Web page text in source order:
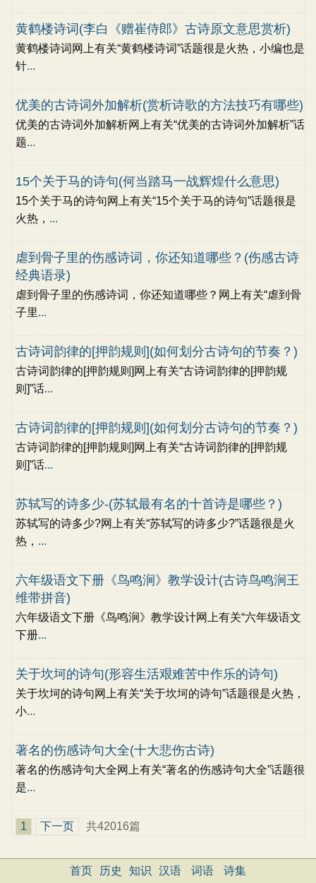
黄鹤楼诗词(李白《赠崔侍郎》古诗原文意思赏析)
黄鹤楼诗词网上有关“黄鹤楼诗词”话题很是火热，小编也是
针...
优美的古诗词外加解析(赏析诗歌的方法技巧有哪些)
优美的古诗词外加解析网上有关“优美的古诗词外加解析”话
题...
15个关于马的诗句(何当踏马一战辉煌什么意思)
15个关于马的诗句网上有关“15个关于马的诗句”话题很是
火热， ...
虐到骨子里的伤感诗词，你还知道哪些？(伤感古诗
经典语录)
虐到骨子里的伤感诗词，你还知道哪些？网上有关“虐到骨
子里...
古诗词韵律的[押韵规则](如何划分古诗句的节奏？)
古诗词韵律的[押韵规则]网上有关“古诗词韵律的[押韵规
则]”话...
古诗词韵律的[押韵规则](如何划分古诗句的节奏？)
古诗词韵律的[押韵规则]网上有关“古诗词韵律的[押韵规
则]”话...
苏轼写的诗多少-(苏轼最有名的十首诗是哪些？)
苏轼写的诗多少?网上有关“苏轼写的诗多少?”话题很是火
热， ...
六年级语文下册《鸟鸣涧》教学设计(古诗鸟鸣涧王
维带拼音)
六年级语文下册《鸟鸣涧》教学设计网上有关“六年级语文
下册...
关于坎坷的诗句(形容生活艰难苦中作乐的诗句)
关于坎坷的诗句网上有关“关于坎坷的诗句”话题很是火热，
小...
著名的伤感诗句大全(十大悲伤古诗)
著名的伤感诗句大全网上有关“著名的伤感诗句大全”话题很
是...
1 下一页 共42016篇
首页 历史 知识 汉语 词语 诗集